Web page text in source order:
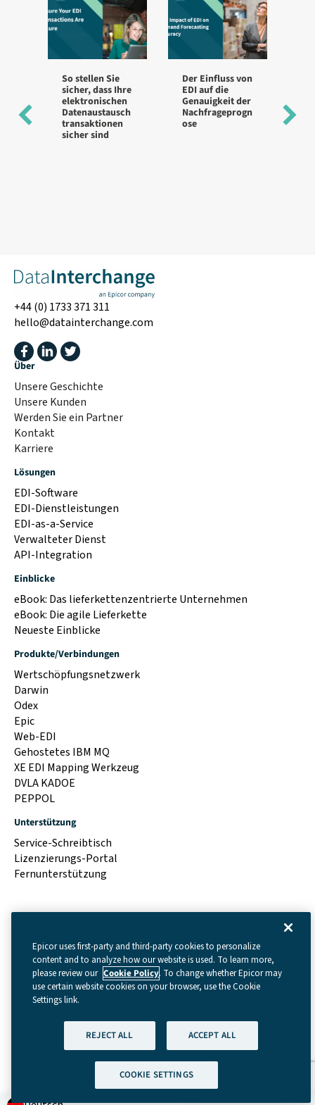
Deutsch
So stellen Sie
sicher, dass Ihre
elektronischen
Datenaustausch
transaktionen
sicher sind
Der Einfluss von
EDI auf die
Genauigkeit der
Nachfrageprogn
ose
+44 (0) 1733 371 311
hello@datainterchange.com
Über
Unsere Geschichte
Unsere Kunden
Werden Sie ein Partner
Kontakt
Karriere
Lösungen
EDI-Software
EDI-Dienstleistungen
EDI-as-a-Service
Verwalteter Dienst
API-Integration
Einblicke
eBook: Das lieferkettenzentrierte Unternehmen
eBook: Die agile Lieferkette
Neueste Einblicke
Produkte/Verbindungen
Wertschöpfungsnetzwerk
Darwin
Odex
Epic
Web-EDI
Gehostetes IBM MQ
XE EDI Mapping Werkzeug
DVLA KADOE
PEPPOL
Unterstützung
Service-Schreibtisch
Lizenzierungs-Portal
Fernunterstützung
Bedingungen und Konditionen
Cookie Settings
Datenschutzrichtlinie (GDPR) |Rechtliches| © Copyright
2026 – Data Interchange Limited
Epicor uses first-party and third-party cookies to personalize
content and to analyze how our website is used. To learn more,
please review our Cookie Policy. To change whether Epicor may
use certain website cookies on your browser, use the Cookie
Settings link.
REJECT ALL ACCEPT ALL
COOKIE SETTINGS